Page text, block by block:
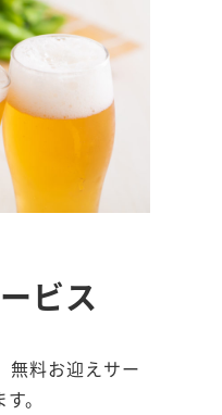
ビス
無料お迎えサー
。